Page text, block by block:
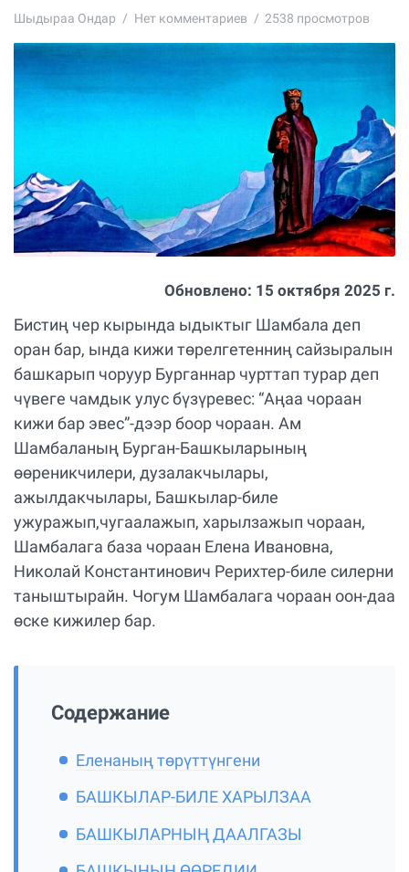
Шыдыраа Ондар Нет комментариев 2538 просмотров
Обновлено: 15 октября 2025 г.
Бистиң чер кырында ыдыктыг Шамбала деп
оран бар, ында кижи төрелгетенниң сайзыралын
башкарып чоруур Бурганнар чурттап турар деп
чүвеге чамдык улус бүзүревес: “Аңаа чораан
кижи бар эвес”-дээр боор чораан. Ам
Шамбаланың Бурган-Башкыларының
өөреникчилери, дузалакчылары,
ажылдакчылары, Башкылар-биле
ужуражып,чугаалажып, харылзажып чораан,
Шамбалага база чораан Елена Ивановна,
Николай Константинович Рерихтер-биле силерни
таныштырайн. Чогум Шамбалага чораан оон-даа
өске кижилер бар.
Содержание
Еленаның төрүттүнгени
БАШКЫЛАР-БИЛЕ ХАРЫЛЗАА
БАШКЫЛАРНЫҢ ДААЛГАЗЫ